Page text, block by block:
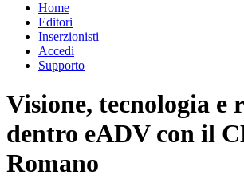
Home
Editori
Inserzionisti
Accedi
Supporto
Visione, tecnologia e
dentro eADV con il
Romano